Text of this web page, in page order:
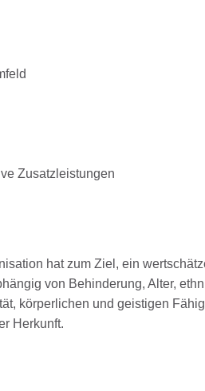
Zusatzleistungen
hat zum Ziel, ein
von Behinderung, Alter,
körperlichen und geistigen
Herkunft.